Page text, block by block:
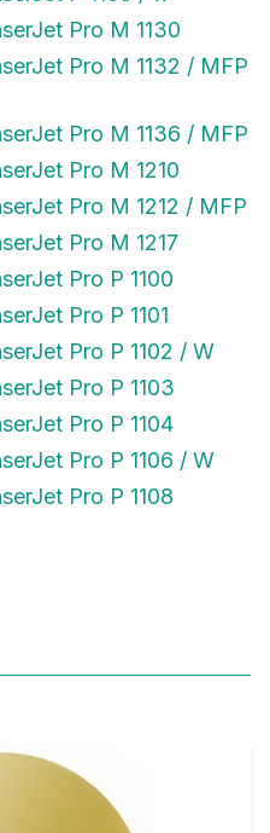
Pro M 1130
Pro M 1132 / MFP
Pro M 1136 / MFP
Pro M 1210
Pro M 1212 / MFP
Pro M 1217
Pro P 1100
Pro P 1101
Pro P 1102 / W
Pro P 1103
Pro P 1104
Pro P 1106 / W
Pro P 1108